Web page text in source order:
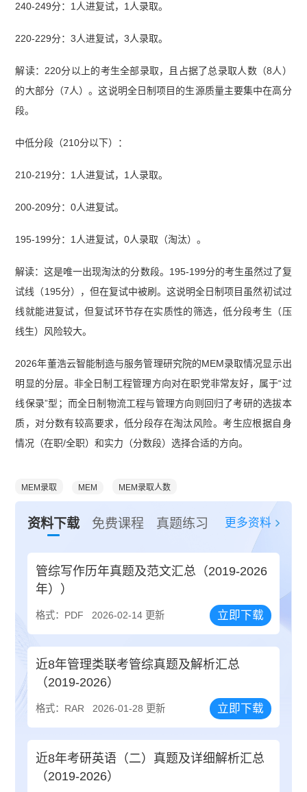
240-249分：1人进复试，1人录取。
220-229分：3人进复试，3人录取。
解读：220分以上的考生全部录取，且占据了总录取人数（8人）
的大部分（7人）。这说明全日制项目的生源质量主要集中在高分
段。
中低分段（210分以下）：
210-219分：1人进复试，1人录取。
200-209分：0人进复试。
195-199分：1人进复试，0人录取（淘汰）。
解读：这是唯一出现淘汰的分数段。195-199分的考生虽然过了复
试线（195分），但在复试中被刷。这说明全日制项目虽然初试过
线就能进复试，但复试环节存在实质性的筛选，低分段考生（压
线生）风险较大。
2026年董浩云智能制造与服务管理研究院的MEM录取情况显示出
明显的分层。非全日制工程管理方向对在职党非常友好，属于“过
线保录”型；而全日制物流工程与管理方向则回归了考研的选拔本
质，对分数有较高要求，低分段存在淘汰风险。考生应根据自身
情况（在职/全职）和实力（分数段）选择合适的方向。
MEM录取 MEM MEM录取人数
资料下载 免费课程 真题练习 更多资料
管综写作历年真题及范文汇总（2019-2026
年））
格式：PDF 2026-02-14 更新 立即下载
近8年管理类联考管综真题及解析汇总
（2019-2026）
格式：RAR 2026-01-28 更新 立即下载
近8年考研英语（二）真题及详细解析汇总
（2019-2026）